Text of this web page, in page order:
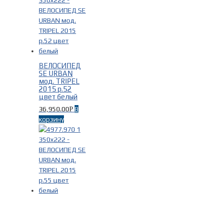
ВЕЛОСИПЕД
SE URBAN
мод. TRIPEL
2015 р.52
цвет белый
36,950.00Р В
корзину